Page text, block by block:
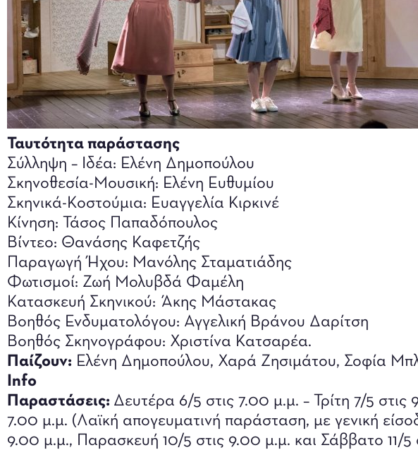
Ταυτότητα παράστασης
Σύλληψη – Ιδέα: Ελένη Δημοπούλου
Σκηνοθεσία-Μουσική: Ελένη Ευθυμίου
Σκηνικά-Κοστούμια: Ευαγγελία Κιρκινέ
Κίνηση: Τάσος Παπαδόπουλος
Βίντεο: Θανάσης Καφετζής
Παραγωγή Ήχου: Μανόλης Σταματιάδης
Φωτισμοί: Ζωή Μολυβδά Φαμέλη
Κατασκευή Σκηνικού: Άκης Μάστακας
Βοηθός Ενδυματολόγου: Αγγελική Βράνου Δαρίτση
Βοηθός Σκηνογράφου: Χριστίνα Κατσαρέα.
Παίζουν: Ελένη Δημοπούλου, Χαρά Ζησιμάτου, Σοφία
Info
Παραστάσεις: Δευτέρα 6/5 στις 7.00 μ.μ. – Τρίτη 7/5 στις
7.00 μ.μ. (Λαϊκή απογευματινή παράσταση, με γενική
9.00 μ.μ., Παρασκευή 10/5 στις 9.00 μ.μ. και Σάββατο 11/5